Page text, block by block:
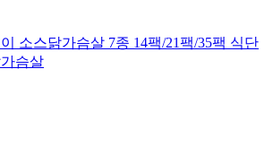
소스닭가슴살 7종 14팩/21팩/35팩 식단
슴살